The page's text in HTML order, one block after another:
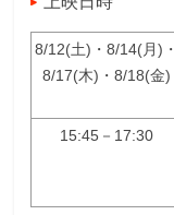
8/12(土)・8/14(月)・
8/17(木)・8/18(金)
15:45－17:30